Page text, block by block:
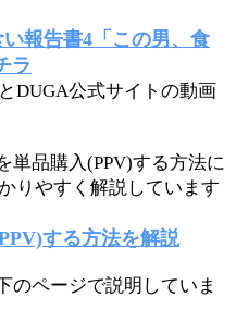
報告書4「この男、食
ラ
DUGA公式サイトの動画
単品購入(PPV)する方法に
りやすく解説しています
する方法を解説
のページで説明していま